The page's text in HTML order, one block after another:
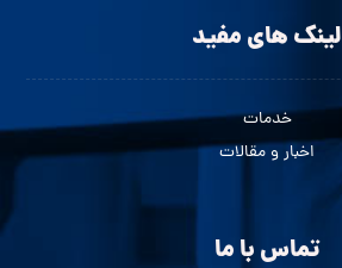
لینک های مفید
خدمات
اخبار و مقالات
تماس با ما